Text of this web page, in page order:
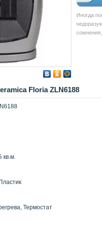
Иногда
сомнения,
Floria ZLN6188
кв.м.
Термостат